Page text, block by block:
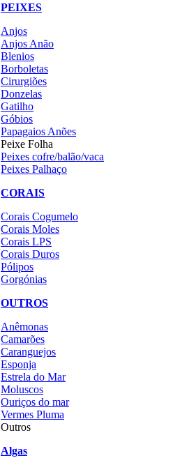
PEIXES
Anjos
Anjos Anão
Blenios
Borboletas
Cirurgiões
Donzelas
Gatilho
Góbios
Papagaios Anões
Peixe Folha
Peixes cofre/balão/vaca
Peixes Palhaço
CORAIS
Corais Cogumelo
Corais Moles
Corais LPS
Corais Duros
Pólipos
Gorgónias
OUTROS
Anêmonas
Camarões
Caranguejos
Esponja
Estrela do Mar
Moluscos
Ouriços do mar
Vermes Pluma
Outros
Algas